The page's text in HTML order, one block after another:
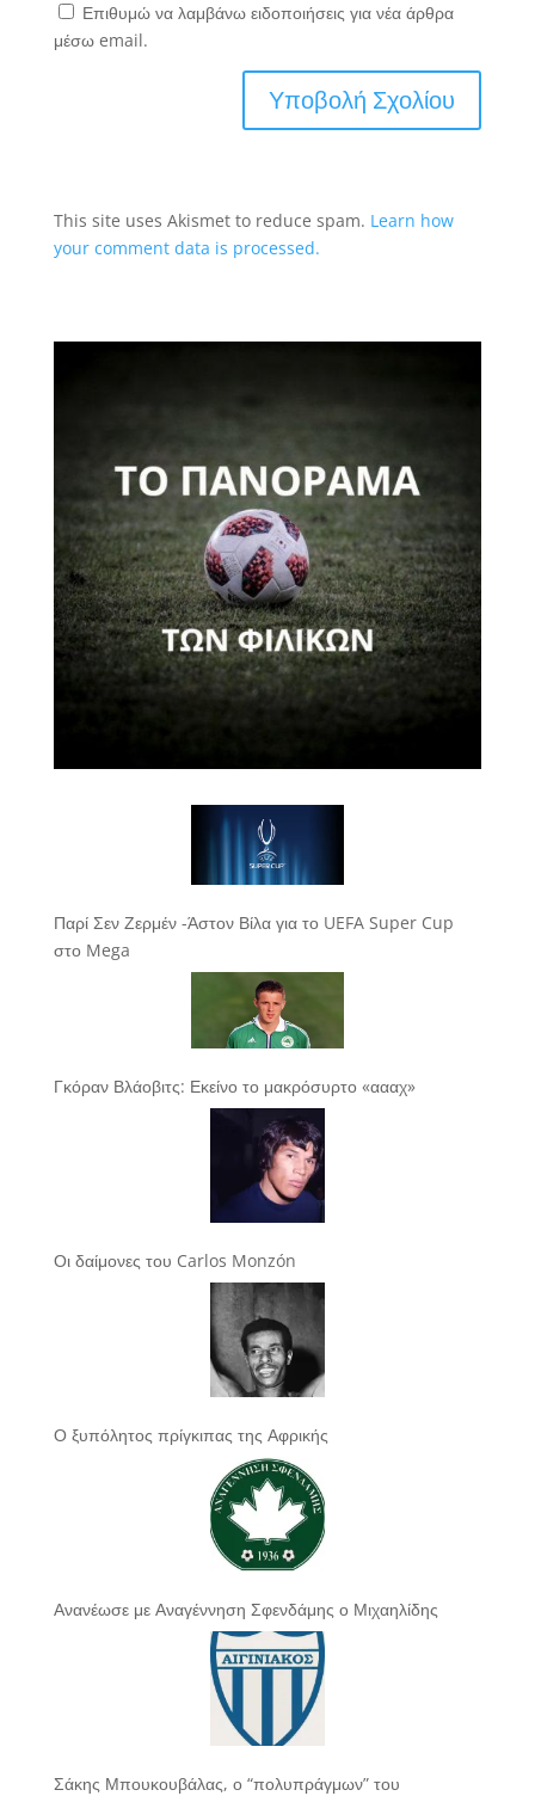
Επιθυμώ να λαμβάνω ειδοποιήσεις για νέα άρθρα
μέσω email.
This site uses Akismet to reduce spam. Learn how
your comment data is processed.
Παρί Σεν Ζερμέν -Άστον Βίλα για το UEFA Super Cup
στο Mega
Γκόραν Βλάοβιτς: Εκείνο το μακρόσυρτο «αααχ»
Οι δαίμονες του Carlos Monzón
Ο ξυπόλητος πρίγκιπας της Αφρικής
Ανανέωσε με Αναγέννηση Σφενδάμης ο Μιχαηλίδης
Σάκης Μπουκουβάλας, ο “πολυπράγμων” του